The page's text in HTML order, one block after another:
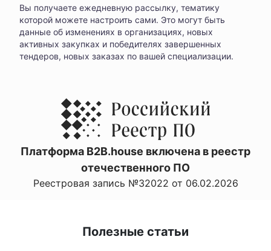
Вы получаете ежедневную рассылку, тематику
которой можете настроить сами. Это могут быть
данные об изменениях в организациях, новых
активных закупках и победителях завершенных
тендеров, новых заказах по вашей специализации.
Платформа B2B.house включена в реестр
отечественного ПО
Реестровая запись №32022 от 06.02.2026
Полезные статьи